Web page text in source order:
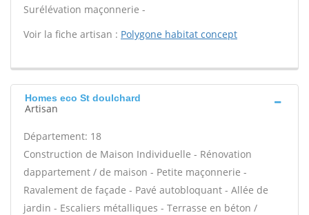
Surélévation maçonnerie -
Voir la fiche artisan : Polygone habitat concept
Homes eco St doulchard
Artisan
Département: 18
Construction de Maison Individuelle - Rénovation
dappartement / de maison - Petite maçonnerie -
Ravalement de façade - Pavé autobloquant - Allée de
jardin - Escaliers métalliques - Terrasse en béton /